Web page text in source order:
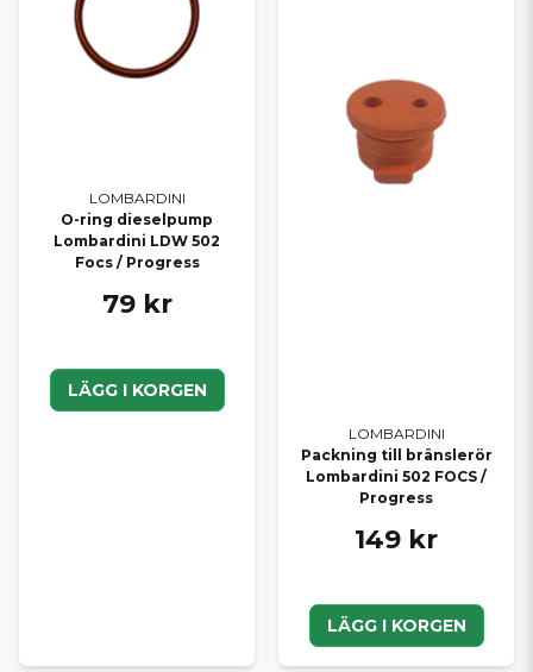
LOMBARDINI
O-ring dieselpump
Lombardini LDW 502
Focs / Progress
79 kr
LÄGG I KORGEN
LOMBARDINI
Packning till bränslerör
Lombardini 502 FOCS /
Progress
149 kr
LÄGG I KORGEN